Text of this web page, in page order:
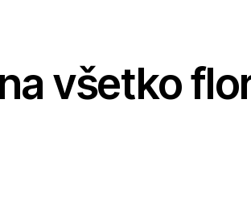
všetko